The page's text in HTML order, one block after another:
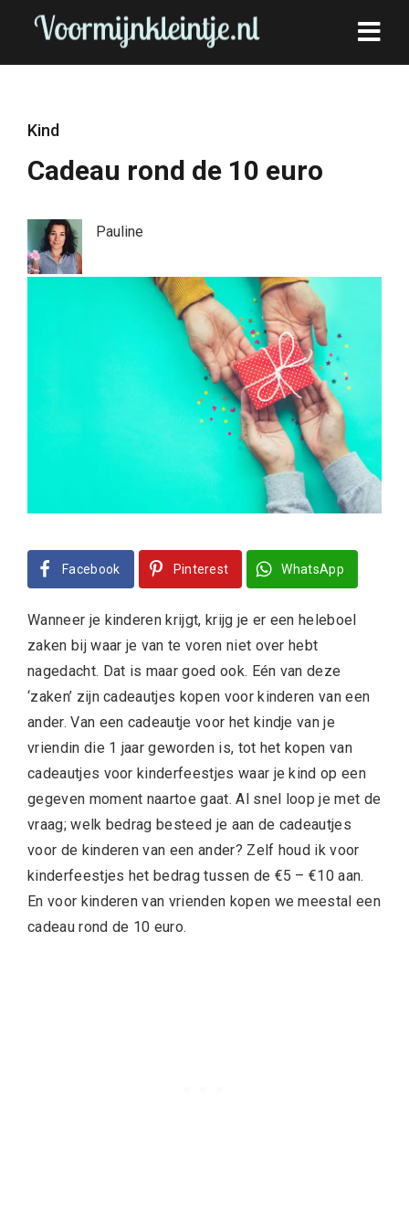
Kind
Cadeau rond de 10 euro
Pauline
Facebook Pinterest WhatsApp
Wanneer je kinderen krijgt, krijg je er een heleboel
zaken bij waar je van te voren niet over hebt
nagedacht. Dat is maar goed ook. Eén van deze
‘zaken’ zijn cadeautjes kopen voor kinderen van een
ander. Van een cadeautje voor het kindje van je
vriendin die 1 jaar geworden is, tot het kopen van
cadeautjes voor kinderfeestjes waar je kind op een
gegeven moment naartoe gaat. Al snel loop je met de
vraag; welk bedrag besteed je aan de cadeautjes
voor de kinderen van een ander? Zelf houd ik voor
kinderfeestjes het bedrag tussen de €5 – €10 aan.
En voor kinderen van vrienden kopen we meestal een
cadeau rond de 10 euro.